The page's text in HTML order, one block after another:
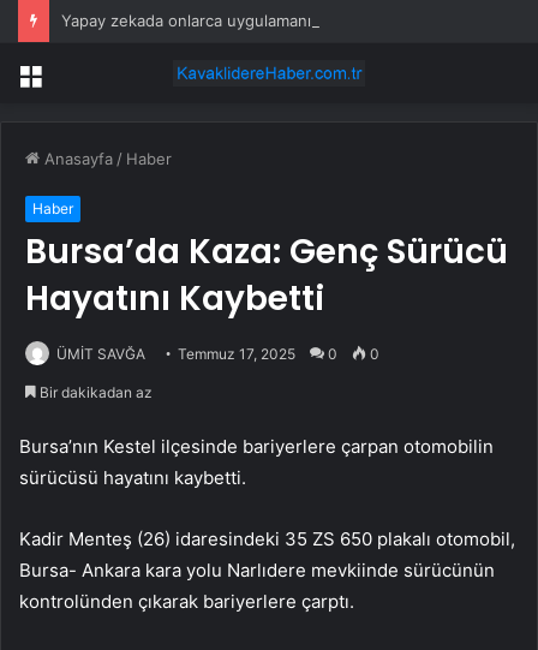
Menü
Anasayfa / Haber
Haber
Bursa’da Kaza: Genç Sürücü
Hayatını Kaybetti
ÜMİT SAVĞA Temmuz 17, 2025 0 0
Bir dakikadan az
Bursa’nın Kestel ilçesinde bariyerlere çarpan otomobilin
sürücüsü hayatını kaybetti.
Kadir Menteş (26) idaresindeki 35 ZS 650 plakalı otomobil,
Bursa- Ankara kara yolu Narlıdere mevkiinde sürücünün
kontrolünden çıkarak bariyerlere çarptı.